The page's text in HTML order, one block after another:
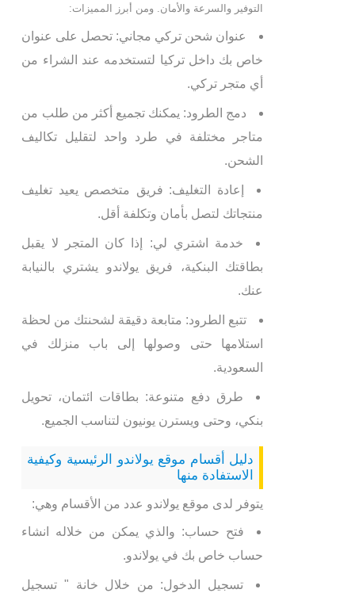
التوفير والسرعة والأمان. ومن أبرز المميزات:
عنوان شحن تركي مجاني: تحصل على عنوان
خاص بك داخل تركيا لتستخدمه عند الشراء من
أي متجر تركي.
دمج الطرود: يمكنك تجميع أكثر من طلب من
متاجر مختلفة في طرد واحد لتقليل تكاليف
الشحن.
إعادة التغليف: فريق متخصص يعيد تغليف
منتجاتك لتصل بأمان وتكلفة أقل.
خدمة اشتري لي: إذا كان المتجر لا يقبل
بطاقتك البنكية، فريق يولاندو يشتري بالنيابة
عنك.
تتبع الطرود: متابعة دقيقة لشحنتك من لحظة
استلامها حتى وصولها إلى باب منزلك في
السعودية.
طرق دفع متنوعة: بطاقات ائتمان، تحويل
بنكي، وحتى ويسترن يونيون لتناسب الجميع.
دليل أقسام موقع يولاندو الرئيسية وكيفية
الاستفادة منها
يتوفر لدى موقع يولاندو عدد من الأقسام وهي:
فتح حساب: والذي يمكن من خلاله انشاء
حساب خاص بك في يولاندو.
تسجيل الدخول: من خلال خانة " تسجيل